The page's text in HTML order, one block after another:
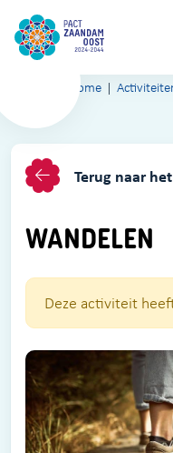
Home
Terug naar
WANDELEN
Deze activiteit